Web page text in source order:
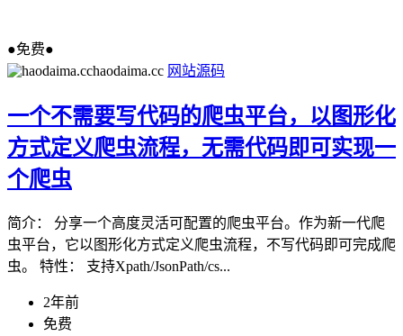
●免费●
haodaima.cc 网站源码
一个不需要写代码的爬虫平台，以图形化
方式定义爬虫流程，无需代码即可实现一
个爬虫
简介： 分享一个高度灵活可配置的爬虫平台。作为新一代爬
虫平台，它以图形化方式定义爬虫流程，不写代码即可完成爬
虫。 特性： 支持Xpath/JsonPath/cs...
2年前
免费